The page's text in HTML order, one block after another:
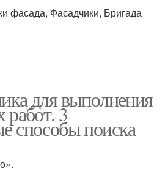
фасада, Фасадчики, Бригада
для выполнения
работ. 3
способы поиска